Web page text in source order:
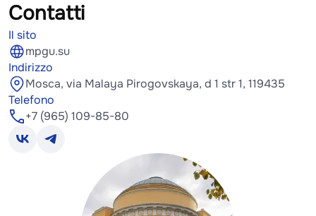
Contatti
Il sito
mpgu.su
Indirizzo
Mosca, via Malaya Pirogovskaya, d 1 str 1, 119435
Telefono
+7 (965) 109-85-80